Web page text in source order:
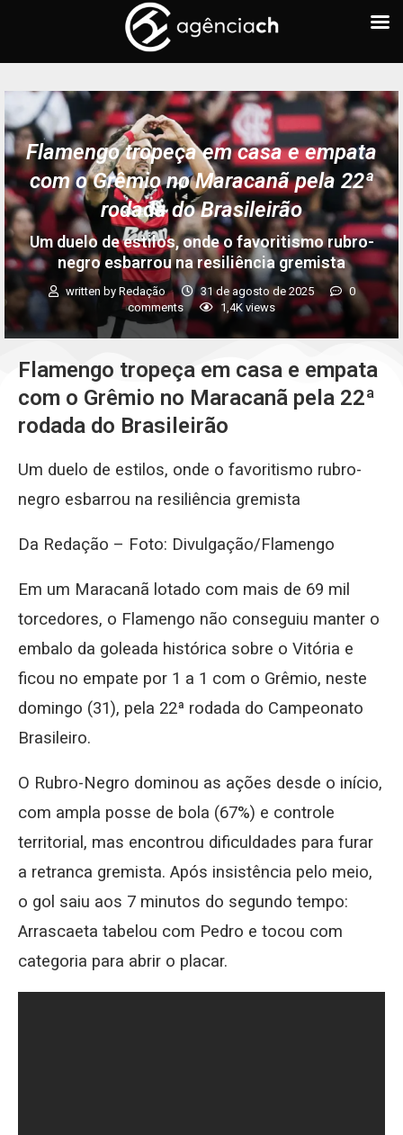
Flamengo tropeça em casa e empata
com o Grêmio no Maracanã pela 22ª
rodada do Brasileirão
Um duelo de estilos, onde o favoritismo rubro-
negro esbarrou na resiliência gremista
written by Redação 31 de agosto de 2025
0
comments
1,4K views
Flamengo tropeça em casa e empata
com o Grêmio no Maracanã pela 22ª
rodada do Brasileirão
Um duelo de estilos, onde o favoritismo rubro-
negro esbarrou na resiliência gremista
Da Redação – Foto: Divulgação/Flamengo
Em um Maracanã lotado com mais de 69 mil
torcedores, o Flamengo não conseguiu manter o
embalo da goleada histórica sobre o Vitória e
ficou no empate por 1 a 1 com o Grêmio, neste
domingo (31), pela 22ª rodada do Campeonato
Brasileiro.
O Rubro-Negro dominou as ações desde o início,
com ampla posse de bola (67%) e controle
territorial, mas encontrou dificuldades para furar
a retranca gremista. Após insistência pelo meio,
o gol saiu aos 7 minutos do segundo tempo:
Arrascaeta tabelou com Pedro e tocou com
categoria para abrir o placar.